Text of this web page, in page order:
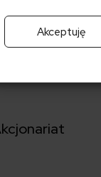
Akceptuję